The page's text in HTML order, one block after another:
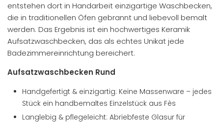
entstehen dort in Handarbeit einzigartige Waschbecken,
die in traditionellen Öfen gebrannt und liebevoll bemalt
werden. Das Ergebnis ist ein hochwertiges Keramik
Aufsatzwaschbecken, das als echtes Unikat jede
Badezimmereinrichtung bereichert.
Aufsatzwaschbecken Rund
Handgefertigt & einzigartig: Keine Massenware – jedes
Stück ein handbemaltes Einzelstück aus Fès
Langlebig & pflegeleicht: Abriebfeste Glasur für